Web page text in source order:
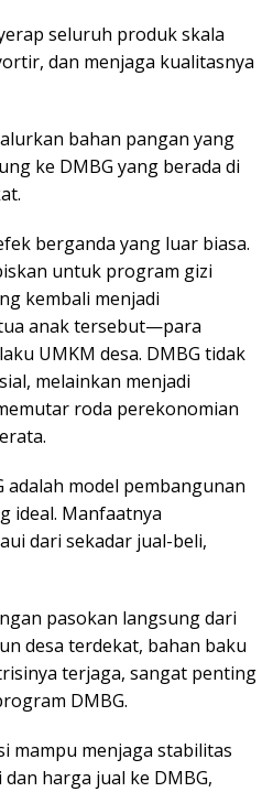
seluruh produk skala
dan menjaga kualitasnya
bahan pangan yang
ke DMBG yang berada di
berganda yang luar biasa.
untuk program gizi
kembali menjadi
anak tersebut—para
UMKM desa. DMBG tidak
melainkan menjadi
roda perekonomian
adalah model pembangunan
ideal. Manfaatnya
dari sekadar jual-beli,
pasokan langsung dari
desa terdekat, bahan baku
terjaga, sangat penting
DMBG.
mampu menjaga stabilitas
harga jual ke DMBG,